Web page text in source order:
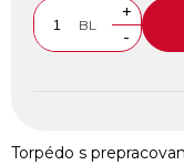
BL
+
-
Torpédo s